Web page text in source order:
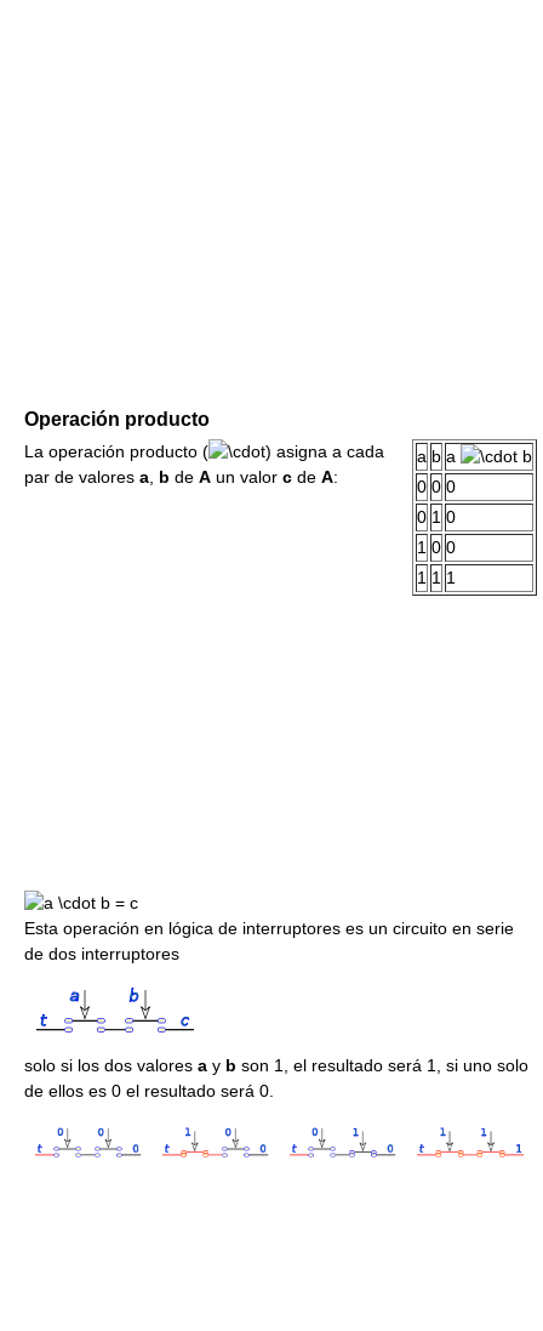
Operación producto
a b a
b
0 0 0
0 1 0
1 0 0
1 1 1
La operación producto (
) asigna a cada
par de valores a b de A un valor c de A:
Esta operación en lógica de interruptores es un circuito en serie
de dos interruptores
solo si los dos valores a y b son 1, el resultado será 1, si uno solo
de ellos es 0 el resultado será 0.